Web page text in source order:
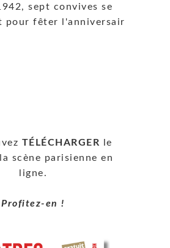
sept convives se
pour fêter l'anniversaire
TÉLÉCHARGER le
scène parisienne en
ligne.
Profitez-en !